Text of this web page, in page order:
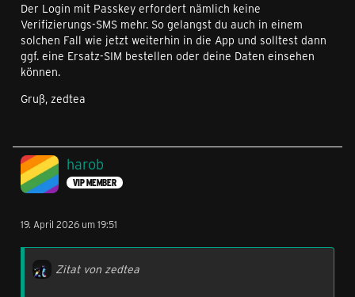
Der Login mit Passkey erfordert nämlich keine
Verifizierungs-SMS mehr. So gelangst du auch in einem
solchen Fall wie jetzt weiterhin in die App und solltest dann
ggf. eine Ersatz-SIM bestellen oder deine Daten einsehen
können.
Gruß, zedtea
harob
VIP MEMBER
19. April 2026 um 19:51
Zitat von zedtea